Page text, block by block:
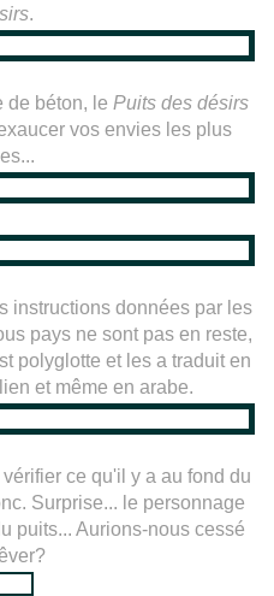
.
de béton, le Puits des désirs
vos envies les plus
instructions données par les
pays ne sont pas en reste,
polyglotte et les a traduit en
et même en arabe.
ce qu'il y a au fond du
Surprise... le personnage
puits... Aurions-nous cessé